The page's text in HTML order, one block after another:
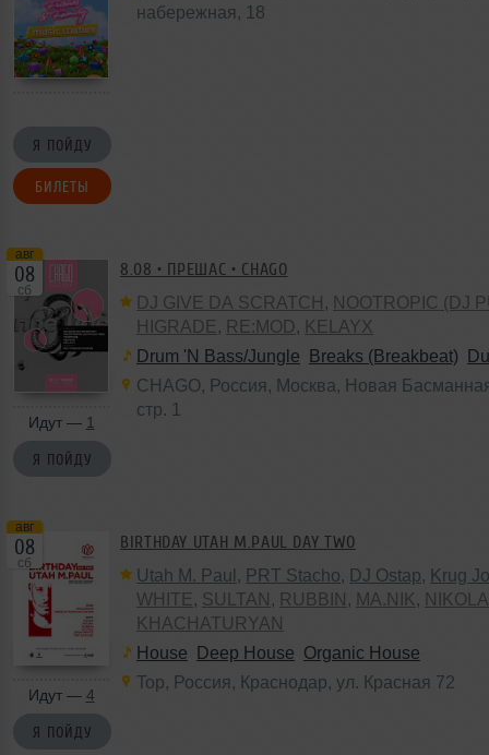
Я ПОЙДУ
БИЛЕТЫ
набережная, 18
авг
08
сб
Идут — 1
Я ПОЙДУ
8.08 • ПРЕШАС • CHAGO
DJ GIVE DA SCRATCH , NOOTROPIC (DJ
HIGRADE , RE:MOD , KELAYX
Drum 'N Bass/Jungle
Breaks (Breakbeat)
CHAGO, Россия , Москва, Новая
стр. 1
авг
08
сб
Идут — 4
Я ПОЙДУ
BIRTHDAY UTAH M.PAUL DAY TWO
Utah M. Paul , PRT Stacho, DJ Ostap, Krug
WHITE , SULTAN , RUBBIN , MA.NIK ,
KHACHATURYAN
House
Deep House Organic House
Top, Россия , Краснодар, ул. Красная 72